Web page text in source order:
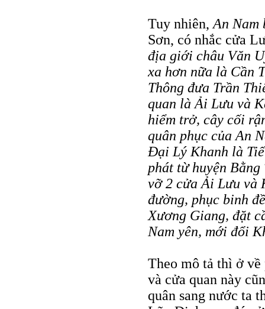
Tuy nhiên, An Nam
Sơn, có nhắc cửa
địa giới châu Văn
xa hơn nữa là Cần
Thông đưa Trần
quan là Ải Lưu và
hiểm trở, cây cối
quân phục của An
Ðại Lý Khanh là
phát từ huyện
vỡ 2 cửa Ải Lưu và
đường, phục binh
Xương Giang, đặt
Nam yên, mới đổi
Theo mô tả thì ở
và cửa quan này
quân sang nước ta